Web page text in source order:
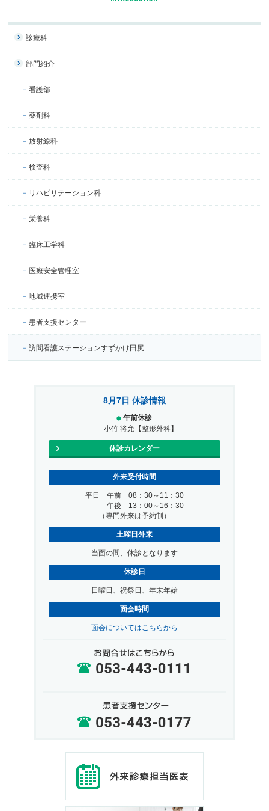
診療科
部門紹介
看護部
薬剤科
放射線科
検査科
リハビリテーション科
栄養科
臨床工学科
医療安全管理室
地域連携室
患者支援センター
訪問看護ステーションすずかけ田尻
8月7日 休診情報
午前休診
小竹 将允【整形外科】
休診カレンダー
外来受付時間
平日 午前 08：30～11：30
午後 13：00～16：30
（専門外来は予約制）
土曜日外来
当面の間、休診となります
休診日
日曜日、祝祭日、年末年始
面会時間
面会についてはこちらから